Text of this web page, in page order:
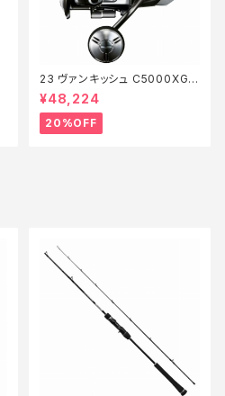
23 ヴァンキッシュ C5000XG
【特価リール】【20】
¥48,224
20%OFF